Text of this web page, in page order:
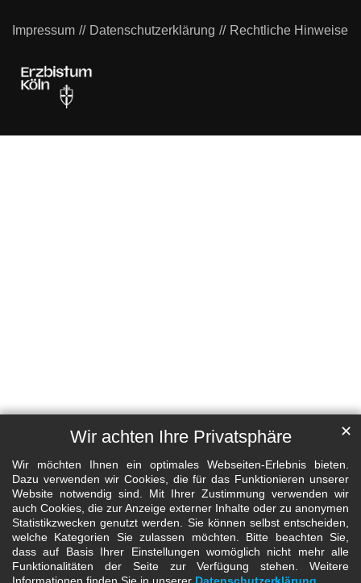
Wir achten Ihre Privatsphäre
Wir möchten Ihnen ein optimales Webseiten-Erlebnis bieten.
Dazu verwenden wir Cookies, die für das Funktionieren unserer
Website notwendig sind. Mit Ihrer Zustimmung verwenden wir
auch Cookies, die zur Anzeige externer Inhalte oder zu anonymen
Statistikzwecken genutzt werden. Sie können selbst entscheiden,
welche Kategorien Sie zulassen möchten. Bitte beachten Sie,
dass auf Basis Ihrer Einstellungen womöglich nicht mehr alle
Funktionalitäten der Seite zur Verfügung stehen. Weitere
✕
Impressum Datenschutzerklärung Rechtliche Hinweise